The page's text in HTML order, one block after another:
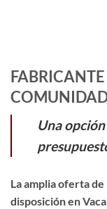
FABRICANTE
Una
La amplia oferta
disposición en